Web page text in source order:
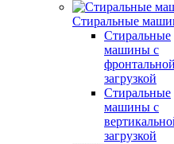
Стиральные
Стиральные
машины с
фронтальной
загрузкой
Стиральные
машины с
загрузкой